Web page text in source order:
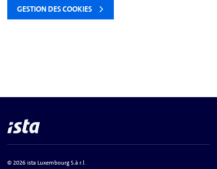
GESTION DES COOKIES
© 2026 ista Luxembourg S.à r.l.